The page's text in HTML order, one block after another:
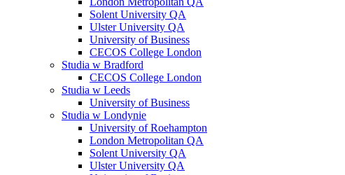
Solent University QA
Ulster University QA
University of Business
CECOS College London
Studia w Bradford
CECOS College London
Studia w Leeds
University of Business
Studia w Londynie
University of Roehampton
London Metropolitan QA
Solent University QA
Ulster University QA